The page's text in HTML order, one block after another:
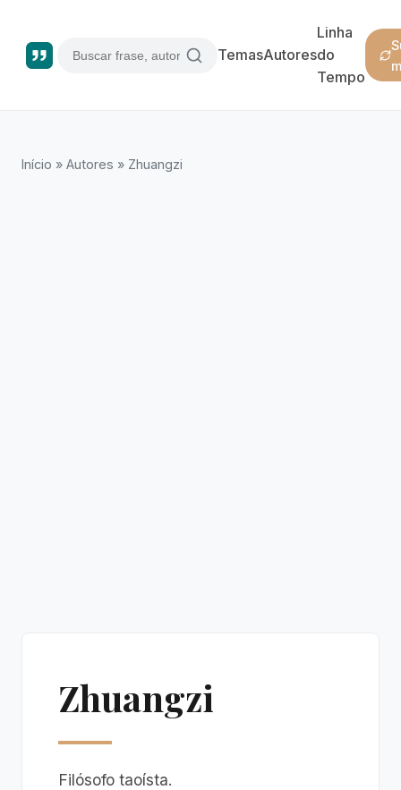
TemasAutores
Linha
do
Tempo
Início » Autores » Zhuangzi
Zhuangzi
Filósofo taoísta.